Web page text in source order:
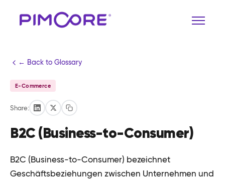
← Back to Glossary
E-Commerce
Share:
B2C (Business-to-Consumer)
B2C (Business-to-Consumer) bezeichnet
Geschäftsbeziehungen zwischen Unternehmen und